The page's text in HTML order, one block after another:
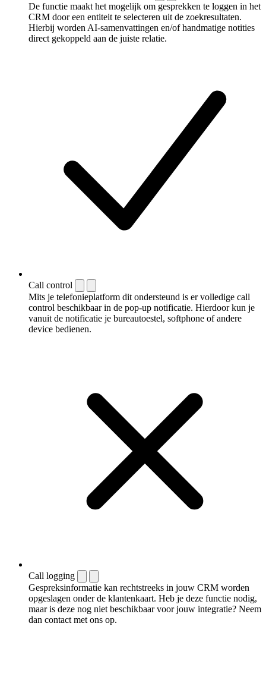
De functie maakt het mogelijk om gesprekken te loggen in het
CRM door een entiteit te selecteren uit de zoekresultaten.
Hierbij worden AI-samenvattingen en/of handmatige notities
direct gekoppeld aan de juiste relatie.
Call control
Mits je telefonieplatform dit ondersteund is er volledige call
control beschikbaar in de pop-up notificatie. Hierdoor kun je
vanuit de notificatie je bureautoestel, softphone of andere
device bedienen.
Call logging
Gespreksinformatie kan rechtstreeks in jouw CRM worden
opgeslagen onder de klantenkaart. Heb je deze functie nodig,
maar is deze nog niet beschikbaar voor jouw integratie? Neem
dan contact met ons op.